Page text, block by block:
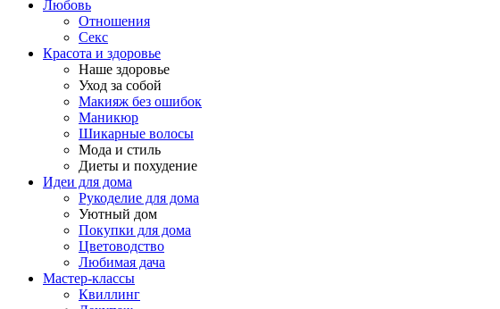
Любовь
Отношения
Секс
Красота и здоровье
Наше здоровье
Уход за собой
Макияж без ошибок
Маникюр
Шикарные волосы
Мода и стиль
Диеты и похудение
Идеи для дома
Рукоделие для дома
Уютный дом
Покупки для дома
Цветоводство
Любимая дача
Мастер-классы
Квиллинг